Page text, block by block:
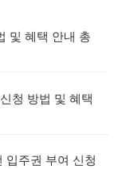
및 혜택 안내 총
청 방법 및 혜택
입주권 부여 신청